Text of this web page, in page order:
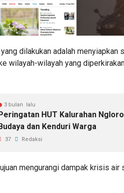
dilakukan adalah
wilayah-wilayah yang
3 bulan lalu
HUT Kalurahan
dan Kenduri Warga
37 Redaksi
mengurangi dampak krisis air